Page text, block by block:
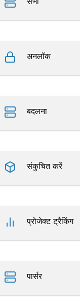
अनलॉक
बदलना
संकुचित करें
प्रोजेक्ट ट्रैकिंग
पार्सर